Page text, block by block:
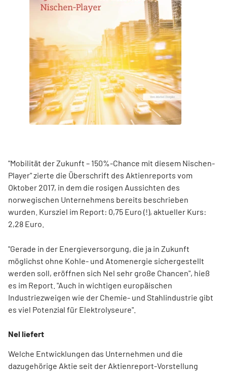
"Mobilität der Zukunft – 150%-Chance mit diesem Nischen-
Player" zierte die Überschrift des Aktienreports vom
Oktober 2017, in dem die rosigen Aussichten des
norwegischen Unternehmens bereits beschrieben
wurden. Kursziel im Report: 0,75 Euro (!), aktueller Kurs:
2,28 Euro.
"Gerade in der Energieversorgung, die ja in Zukunft
möglichst ohne Kohle- und Atomenergie sichergestellt
werden soll, eröffnen sich Nel sehr große Chancen", hieß
es im Report. "Auch in wichtigen europäischen
Industriezweigen wie der Chemie- und Stahlindustrie gibt
es viel Potenzial für Elektrolyseure".
Nel liefert
Welche Entwicklungen das Unternehmen und die
dazugehörige Aktie seit der Aktienreport-Vorstellung